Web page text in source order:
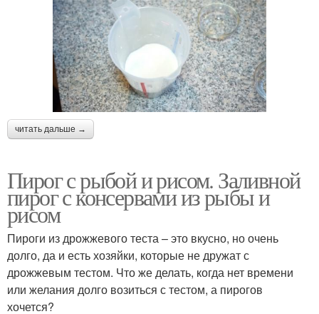
читать дальше →
Пирог с рыбой и рисом. Заливной
пирог с консервами из рыбы и
рисом
Пироги из дрожжевого теста – это вкусно, но очень
долго, да и есть хозяйки, которые не дружат с
дрожжевым тестом. Что же делать, когда нет времени
или желания долго возиться с тестом, а пирогов
хочется?